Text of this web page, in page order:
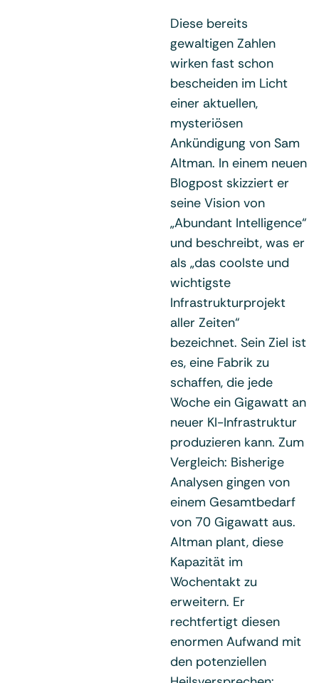
Diese bereits
gewaltigen Zahlen
wirken fast schon
bescheiden im Licht
einer aktuellen,
mysteriösen
Ankündigung von Sam
Altman. In einem neuen
Blogpost skizziert er
seine Vision von
„Abundant Intelligence“
und beschreibt, was er
als „das coolste und
wichtigste
Infrastrukturprojekt
aller Zeiten“
bezeichnet. Sein Ziel ist
es, eine Fabrik zu
schaffen, die jede
Woche ein Gigawatt an
neuer KI-Infrastruktur
produzieren kann. Zum
Vergleich: Bisherige
Analysen gingen von
einem Gesamtbedarf
von 70 Gigawatt aus.
Altman plant, diese
Kapazität im
Wochentakt zu
erweitern. Er
rechtfertigt diesen
enormen Aufwand mit
den potenziellen